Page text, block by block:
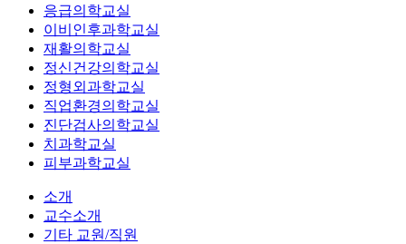
응급의학교실
이비인후과학교실
재활의학교실
정신건강의학교실
정형외과학교실
직업환경의학교실
진단검사의학교실
치과학교실
피부과학교실
소개
교수소개
기타 교원/직원